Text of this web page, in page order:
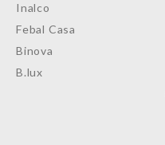
Inalco
Febal Casa
Binova
B.lux